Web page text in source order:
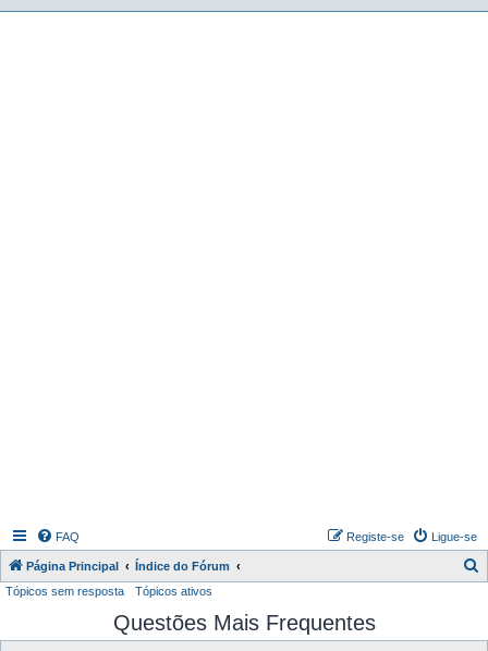
FAQ Ligue-se
Registe-se
Página Principal Índice do Fórum
q
Tópicos sem resposta Tópicos ativos
Questões Mais Frequentes